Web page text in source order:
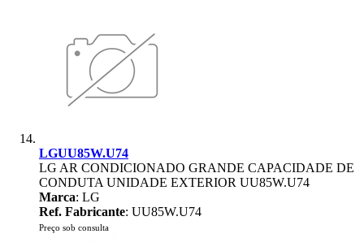
LGUU85W.U74
LG AR CONDICIONADO GRANDE CAPACIDADE DE
CONDUTA UNIDADE EXTERIOR UU85W.U74
Marca: LG
Ref. Fabricante: UU85W.U74
Preço sob consulta